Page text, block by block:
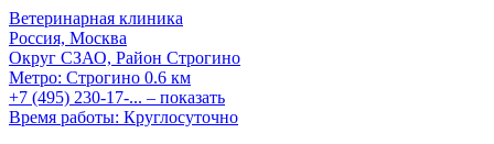
Ветеринарная клиника
Россия, Москва
Округ СЗАО, Район Строгино
Метро: Строгино 0.6 км
+7 (495) 230-17-... – показать
Время работы: Круглосуточно